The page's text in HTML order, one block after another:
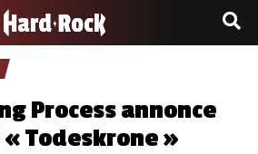
Process annonce
« Todeskrone »